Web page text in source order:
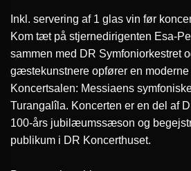
Inkl. servering af 1 glas vin før
Kom tæt på stjernedirigenten Esa-
sammen med DR Symfoniorkestret
gæstekunstnere opfører en moderne
Koncertsalen: Messiaens
Turangalîla. Koncerten er en del af
100-års jubilæumssæson og
publikum i DR Koncerthuset.